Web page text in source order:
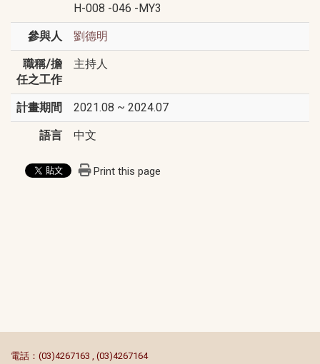
H-008 -046 -MY3
參與人 劉德明
職稱/擔
任之工作
主持人
計畫期間 2021.08 ~ 2024.07
語言 中文
Print this page
電話：(03)4267163 , (03)4267164